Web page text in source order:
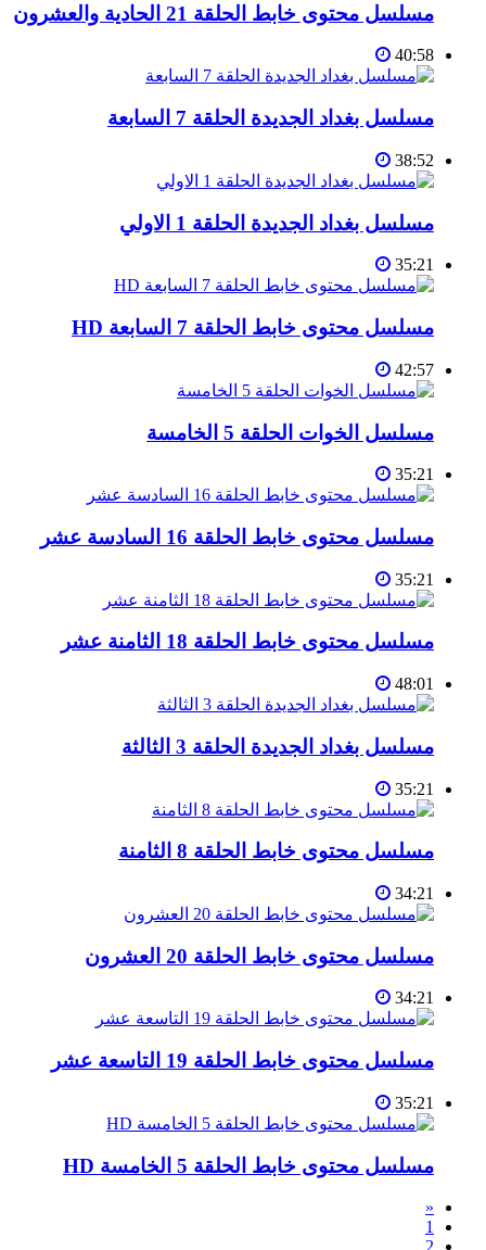
مسلسل محتوى خابط الحلقة 21 الحادية والعشرون
40:58
مسلسل بغداد الجديدة الحلقة 7 السابعة
38:52
مسلسل بغداد الجديدة الحلقة 1 الاولي
35:21
مسلسل محتوى خابط الحلقة 7 السابعة HD
42:57
مسلسل الخوات الحلقة 5 الخامسة
35:21
مسلسل محتوى خابط الحلقة 16 السادسة عشر
35:21
مسلسل محتوى خابط الحلقة 18 الثامنة عشر
48:01
مسلسل بغداد الجديدة الحلقة 3 الثالثة
35:21
مسلسل محتوى خابط الحلقة 8 الثامنة
34:21
مسلسل محتوى خابط الحلقة 20 العشرون
34:21
مسلسل محتوى خابط الحلقة 19 التاسعة عشر
35:21
مسلسل محتوى خابط الحلقة 5 الخامسة HD
«
1